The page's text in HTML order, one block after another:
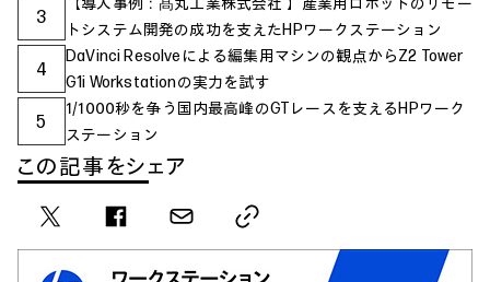
3
トシステム開発の成功を支えたHPワークステーション
4
DaVinci Resolveによる編集用マシンの観点からZ2 Tower
G1i Workstationの実力を試す
5
1/1000秒を争う国内最高峰のGTレースを支えるHPワーク
ステーション
この記事をシェア